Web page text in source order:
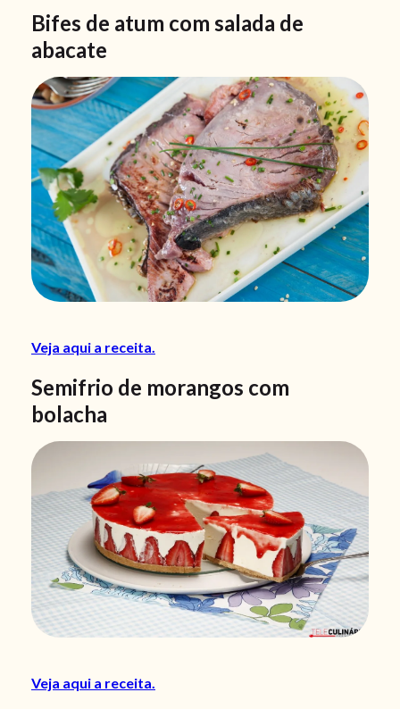
Bifes de atum com salada de
abacate
Veja aqui a receita.
Semifrio de morangos com
bolacha
Veja aqui a receita.